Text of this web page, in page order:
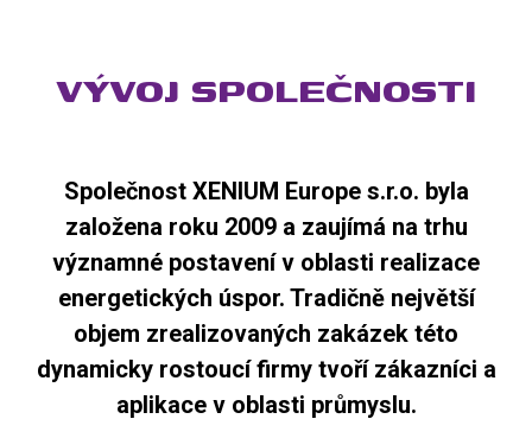
VÝVOJ SPOLEČNOSTI
Společnost XENIUM Europe s.r.o. byla
založena roku 2009 a zaujímá na trhu
významné postavení v oblasti realizace
energetických úspor. Tradičně největší
objem zrealizovaných zakázek této
dynamicky rostoucí firmy tvoří zákazníci a
aplikace v oblasti průmyslu.